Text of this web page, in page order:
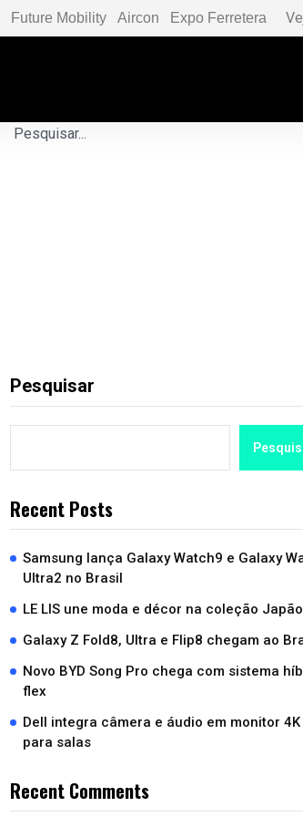
Future Mobility Aircon Expo Ferretera
Pesquisar
Recent Posts
Samsung lança Galaxy Watch9 e Galaxy
Ultra2 no Brasil
LE LIS une moda e décor na coleção Japão
Galaxy Z Fold8, Ultra e Flip8 chegam ao
Novo BYD Song Pro chega com sistema
flex
Dell integra câmera e áudio em monitor 4K
para salas
Recent Comments